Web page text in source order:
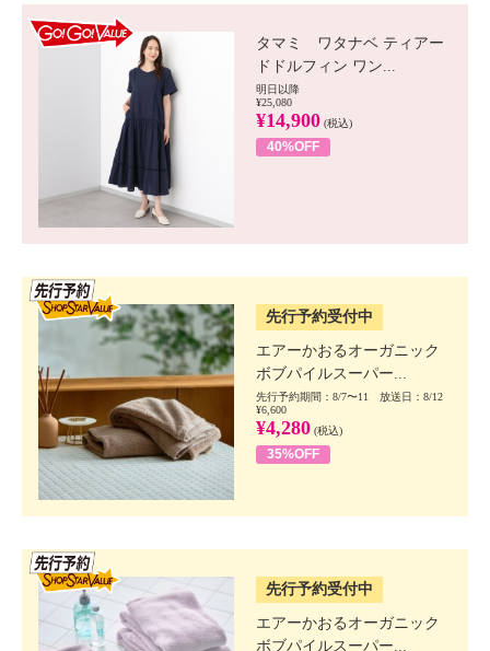
タマミ ワタナベ ティアー
ドドルフィン ワン...
明日以降
¥25,080
¥14,900 (税込)
40%OFF
先行予約受付中
エアーかおるオーガニック
ボブパイルスーパー...
先行予約期間：8/7〜11 放送日：8/12
¥6,600
¥4,280 (税込)
35%OFF
先行予約受付中
エアーかおるオーガニック
ボブパイルスーパー...